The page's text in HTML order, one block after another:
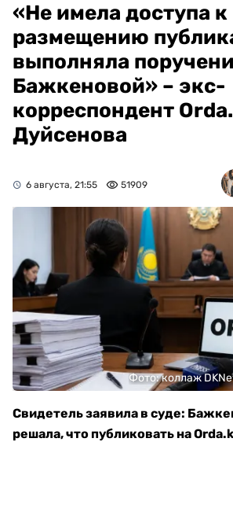
«Не имела доступа к
размещению
выполняла
Бажкеновой» – экс-
корреспондент
Дуйсенова
6 августа, 21:55 51909
Фото: коллаж
Свидетель заявила в суде:
решала, что публиковать на